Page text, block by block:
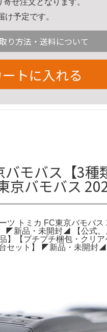
せ注文となります。
け予定です。
り方法・送料について
ートに入れる
バモバス【3
京バモバス
ツ トミカ FC東京バモバ
◤新品・未開封◢ 【公式
】【プチプチ梱包・クリ
セット】 ◤新品・未開封